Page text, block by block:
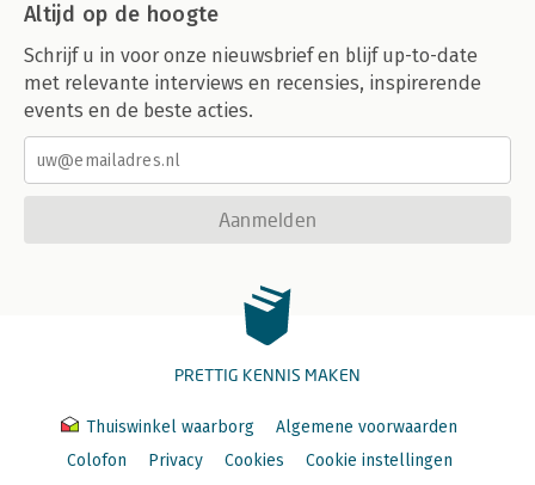
Altijd op de hoogte
Schrijf u in voor onze nieuwsbrief en blijf up-to-date
met relevante interviews en recensies, inspirerende
events en de beste acties.
Aanmelden
PRETTIG KENNIS MAKEN
Thuiswinkel waarborg
Algemene voorwaarden
Colofon
Privacy Cookies
Cookie instellingen